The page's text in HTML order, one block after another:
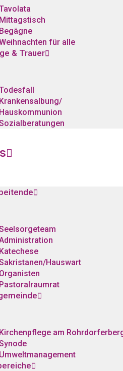
Mittagstisch
Begägne
für alle
& Trauer
Krankensalbung/
Hauskommunion
Katechese
Hauswart
Organisten
Pastoralraumrat
Kirchenpflege am
Umweltmanagement